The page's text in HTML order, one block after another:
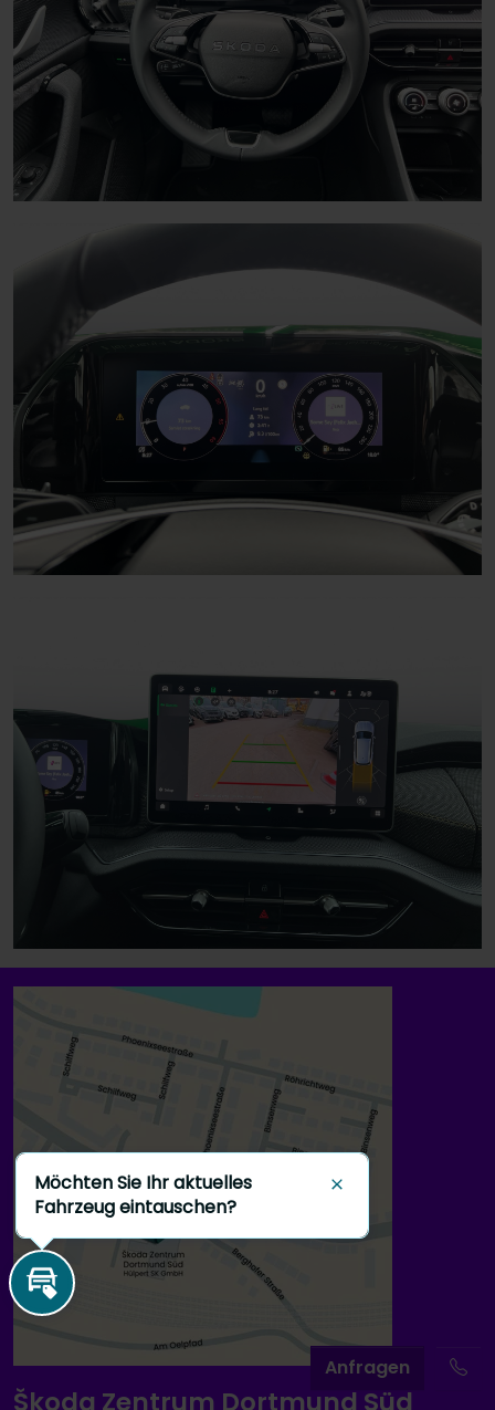
Anfragen
Škoda Zentrum Dortmund Süd
Inzahlungnahme
Möchten Sie Ihr aktuelles
Fahrzeug eintauschen?
Schließen